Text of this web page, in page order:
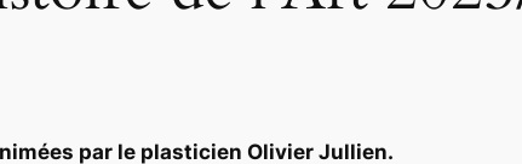
par le plasticien Olivier Jullien.